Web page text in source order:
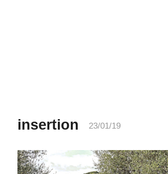
23/01/19
insertion